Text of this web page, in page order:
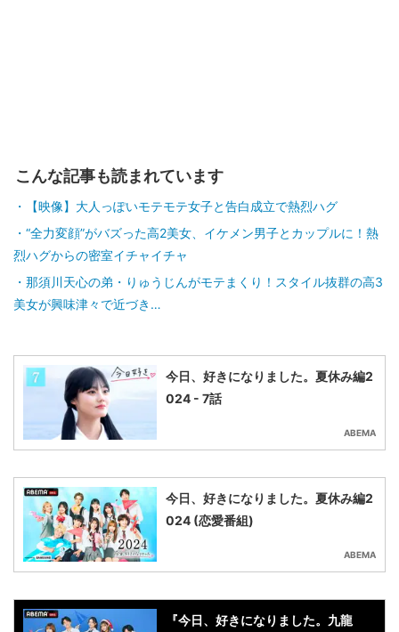
こんな記事も読まれています
【映像】大人っぽいモテモテ女子と告白成立で熱烈ハグ
“全力変顔”がバズった高2美女、イケメン男子とカップルに！熱
烈ハグからの密室イチャイチャ
那須川天心の弟・りゅうじんがモテまくり！スタイル抜群の高3
美女が興味津々で近づき…
今日、好きになりました。夏休み編2
024 - 7話
ABEMA
今日、好きになりました。夏休み編2
024 (恋愛番組)
ABEMA
『今日、好きになりました。九龍